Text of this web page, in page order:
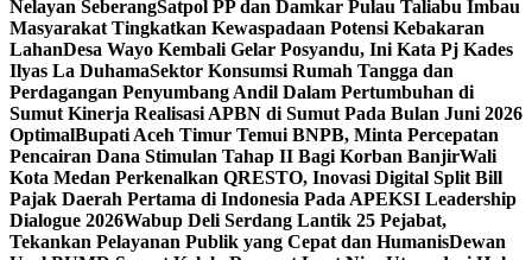
Nelayan SeberangSatpol PP dan Damkar Pulau Taliabu Imbau
Masyarakat Tingkatkan Kewaspadaan Potensi Kebakaran
LahanDesa Wayo Kembali Gelar Posyandu, Ini Kata Pj Kades
Ilyas La DuhamaSektor Konsumsi Rumah Tangga dan
Perdagangan Penyumbang Andil Dalam Pertumbuhan di
Sumut ‎ Kinerja Realisasi APBN di Sumut Pada Bulan Juni 2026
Optimal‎‎Bupati Aceh Timur Temui BNPB, Minta Percepatan
Pencairan Dana Stimulan Tahap II Bagi Korban BanjirWali
Kota Medan Perkenalkan QRESTO, Inovasi Digital Split Bill
Pajak Daerah Pertama di Indonesia Pada APEKSI Leadership
Dialogue 2026Wabup Deli Serdang Lantik 25 Pejabat,
Tekankan Pelayanan Publik yang Cepat dan HumanisDewan